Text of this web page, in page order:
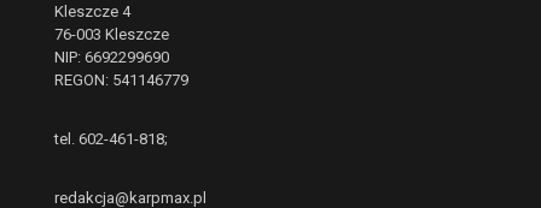
Kleszcze 4
76-003 Kleszcze
NIP: 6692299690
REGON: 541146779
tel. 602-461-818;
redakcja@karpmax.pl